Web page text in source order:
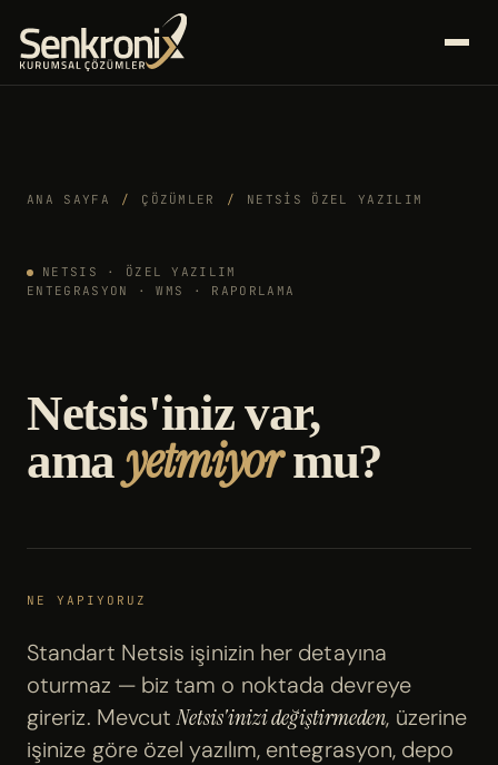
ANA SAYFA / ÇÖZÜMLER / NETSIS ÖZEL YAZILIM
NETSIS · ÖZEL YAZILIM
ENTEGRASYON · WMS · RAPORLAMA
Netsis'iniz var,
ama yetmiyormu?
NE YAPIYORUZ
Standart Netsis işinizin her detayına
oturmaz — biz tam o noktada devreye
gireriz. MevcutNetsis'inizi değiştirmeden, üzerine
işinize göre özel yazılım, entegrasyon, depo